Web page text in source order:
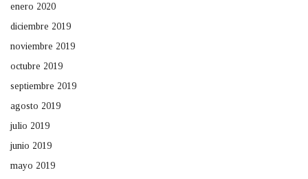
enero 2020
diciembre 2019
noviembre 2019
octubre 2019
septiembre 2019
agosto 2019
julio 2019
junio 2019
mayo 2019